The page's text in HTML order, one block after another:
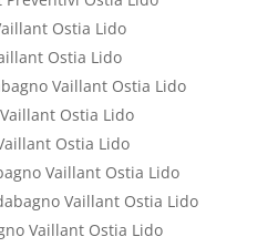
Ostia Lido
Ostia Lido
Vaillant Ostia Lido
Ostia Lido
Ostia Lido
Vaillant Ostia Lido
Vaillant Ostia Lido
Vaillant Ostia Lido